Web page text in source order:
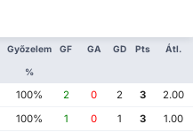
Győzelem
%
GF GA GD Pts Átl.
100% 2 0 2 3
2.00
100% 1 0 1 3
1.00